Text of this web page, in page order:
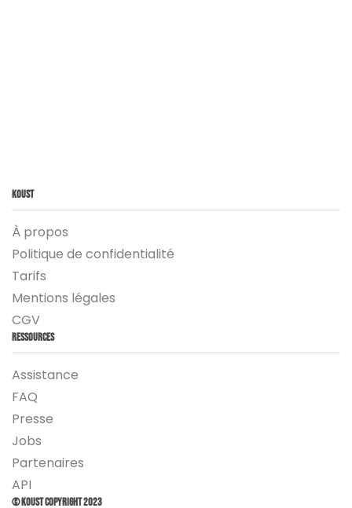
Koust
À propos
Politique de confidentialité
Tarifs
Mentions légales
CGV
Ressources
Assistance
FAQ
Presse
Jobs
Partenaires
API
© Koust Copyright 2023